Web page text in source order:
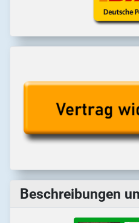
Beschreibungen